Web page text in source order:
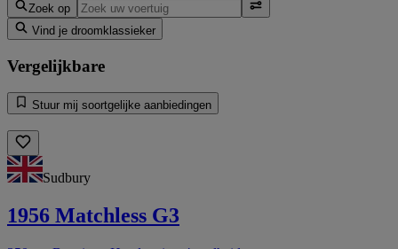
Zoek op
Vind je droomklassieker
Vergelijkbare
Stuur mij soortgelijke aanbiedingen
Sudbury
1956 Matchless G3